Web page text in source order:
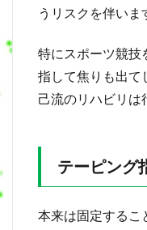
うリスクを伴いま
特にスポーツ競技
指して焦りも出て
己流のリハビリは
テーピング
本来は固定するこ